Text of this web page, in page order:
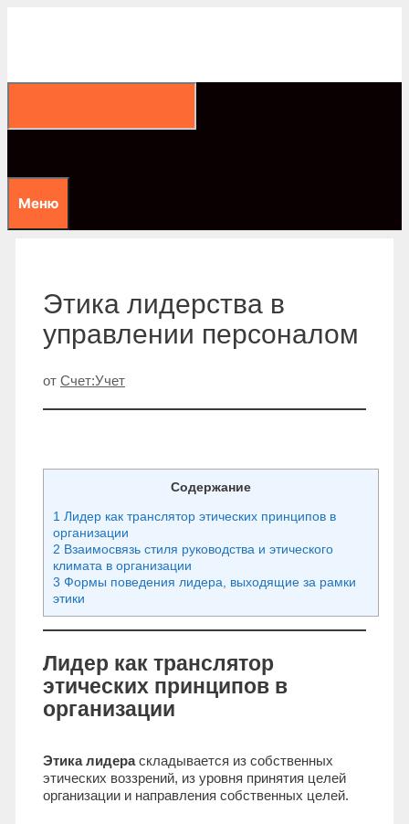
Меню
Этика лидерства в
управлении персоналом
от Счет:Учет
Содержание
1 Лидер как транслятор этических принципов в
организации
2 Взаимосвязь стиля руководства и этического
климата в организации
3 Формы поведения лидера, выходящие за рамки
этики
Лидер как транслятор
этических принципов в
организации
Этика лидераскладывается из собственных
этических воззрений, из уровня принятия целей
организации и направления собственных целей.